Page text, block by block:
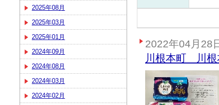
2025年08月
2025年03月
2025年01月
2024年09月
2024年08月
2024年03月
2024年02月
2022年04月28
川根本町 川根